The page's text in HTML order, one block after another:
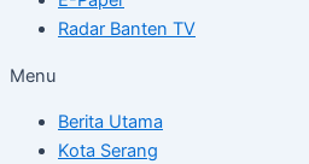
Radar Banten TV
Menu
Berita Utama
Kota Serang